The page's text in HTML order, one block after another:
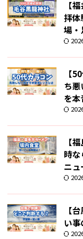
【
拝体
場・
【
ち
を本
【
時
ニ
【
い